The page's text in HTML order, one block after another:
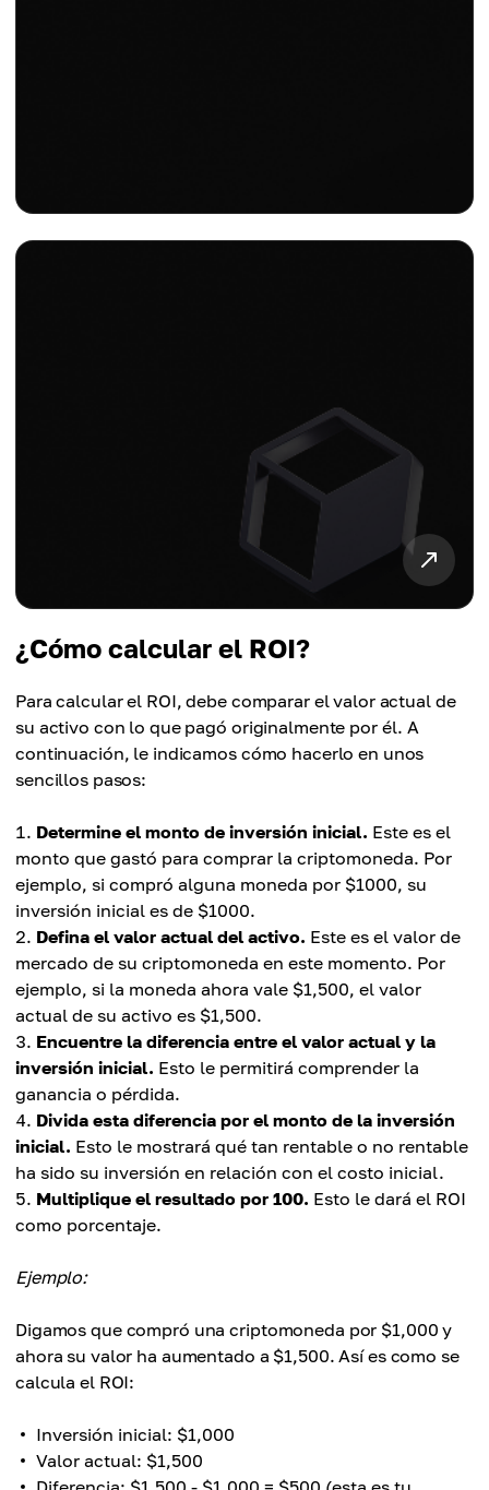
¿Cómo calcular el ROI?
Para calcular el ROI, debe comparar el valor actual de
su activo con lo que pagó originalmente por él. A
continuación, le indicamos cómo hacerlo en unos
sencillos pasos:
Determine el monto de inversión inicial. Este es el
monto que gastó para comprar la criptomoneda. Por
ejemplo, si compró alguna moneda por $1000, su
inversión inicial es de $1000.
Defina el valor actual del activo. Este es el valor de
mercado de su criptomoneda en este momento. Por
ejemplo, si la moneda ahora vale $1,500, el valor
actual de su activo es $1,500.
Encuentre la diferencia entre el valor actual y la
inversión inicial. Esto le permitirá comprender la
ganancia o pérdida.
Divida esta diferencia por el monto de la inversión
inicial. Esto le mostrará qué tan rentable o no rentable
ha sido su inversión en relación con el costo inicial.
Multiplique el resultado por 100. Esto le dará el ROI
como porcentaje.
Ejemplo:
Digamos que compró una criptomoneda por $1,000 y
ahora su valor ha aumentado a $1,500. Así es como se
calcula el ROI:
Inversión inicial: $1,000
Valor actual: $1,500